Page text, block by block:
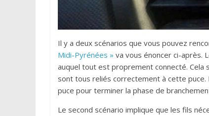
Il y a deux scénarios que vous pouvez
Midi-Pyrénées » va vous énoncer ci-après.
auquel tout est proprement connecté. Cela
sont tous reliés correctement à cette puce.
puce pour terminer la phase de
Le second scénario implique que les fils